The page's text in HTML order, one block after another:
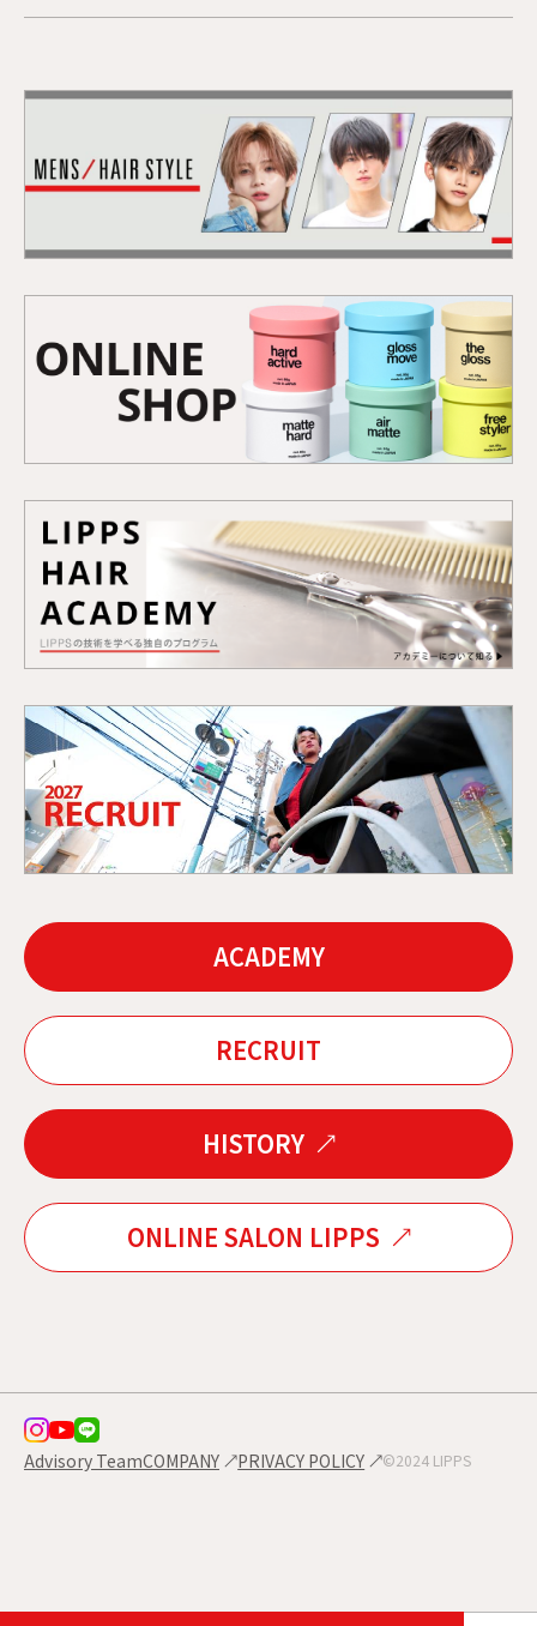
ACADEMY
RECRUIT
HISTORY
ONLINE SALON LIPPS
Advisory TeamCOMPANY PRIVACY POLICY ©2024 LIPPS